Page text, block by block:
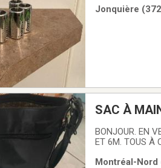
Jonquière
SAC À
BONJOUR. EN VENTE BELLES SACS À MAIN, A PARTIR DE CA$ 50.00 ET CHAUSSURES TOUS POINTURE 7,
Montréal-Nord